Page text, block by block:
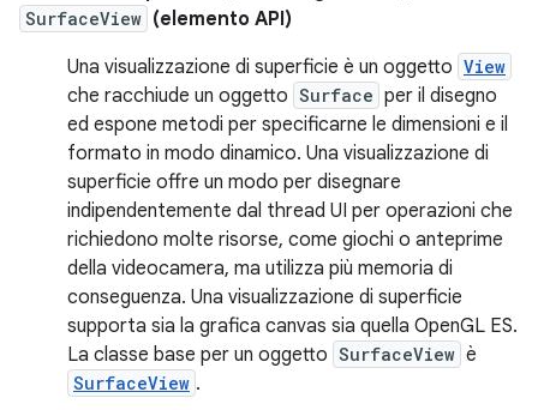
SurfaceView (elemento API)
Una visualizzazione di superficie è un oggetto View
che racchiude un oggetto Surface per il disegno
ed espone metodi per specificarne le dimensioni e il
formato in modo dinamico. Una visualizzazione di
superficie offre un modo per disegnare
indipendentemente dal thread UI per operazioni che
richiedono molte risorse, come giochi o anteprime
della videocamera, ma utilizza più memoria di
conseguenza. Una visualizzazione di superficie
supporta sia la grafica canvas sia quella OpenGL ES.
La classe base per un oggetto SurfaceView è
SurfaceView .